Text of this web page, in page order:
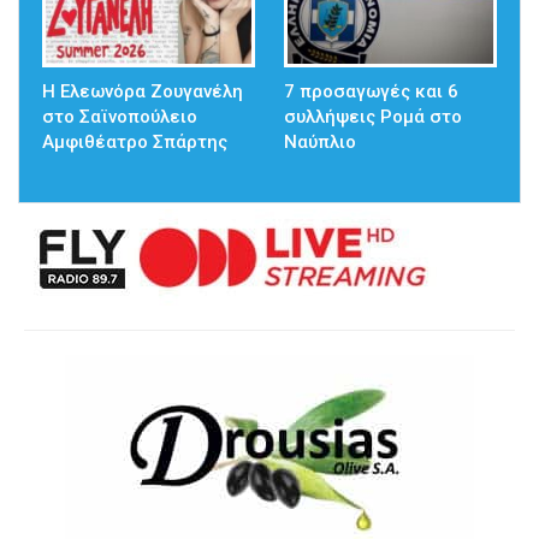
Η Ελεωνόρα Ζουγανέλη
στο Σαϊνοπούλειο
Αμφιθέατρο Σπάρτης
7 προσαγωγές και 6
συλλήψεις Ρομά στο
Ναύπλιο